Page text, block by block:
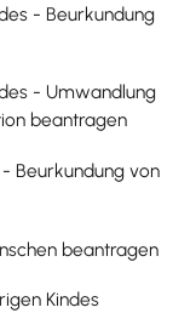
- Beurkundung
- Umwandlung
beantragen
Beurkundung von
beantragen
Kindes